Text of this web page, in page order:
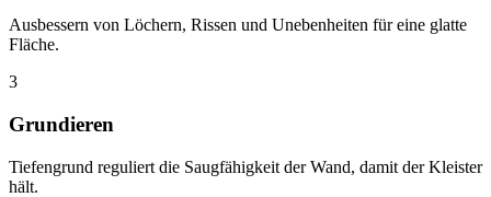
Ausbessern von Löchern, Rissen und Unebenheiten für eine glatte
Fläche.
3
Grundieren
Tiefengrund reguliert die Saugfähigkeit der Wand, damit der Kleister
hält.